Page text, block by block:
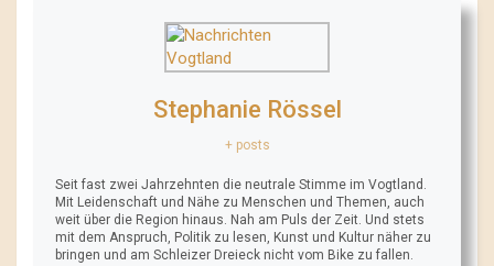
Stephanie Rössel
+ posts
Seit fast zwei Jahrzehnten die neutrale Stimme im Vogtland.
Mit Leidenschaft und Nähe zu Menschen und Themen, auch
weit über die Region hinaus. Nah am Puls der Zeit. Und stets
mit dem Anspruch, Politik zu lesen, Kunst und Kultur näher zu
bringen und am Schleizer Dreieck nicht vom Bike zu fallen.